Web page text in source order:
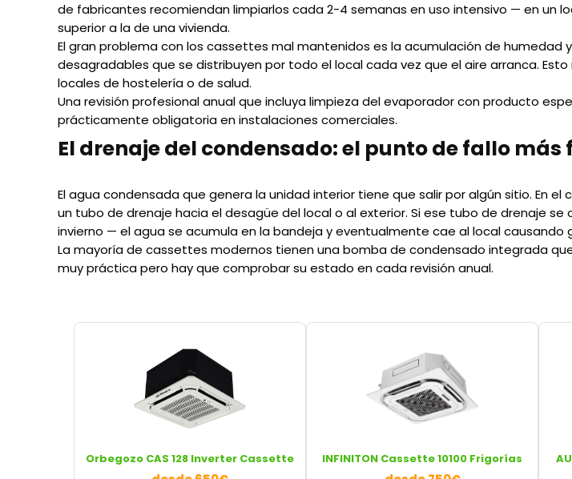
de fabricantes recomiendan limpiarlos cada 2-4 semanas en uso intensivo — en un
superior a la de una vivienda.
El gran problema con los cassettes mal mantenidos es la acumulación de
desagradables que se distribuyen por todo el local cada vez que el aire arranca.
locales de hostelería o de salud.
Una revisión profesional anual que incluya limpieza del evaporador con producto
prácticamente obligatoria en instalaciones comerciales.
El drenaje del condensado: el punto de fallo más
El agua condensada que genera la unidad interior tiene que salir por algún sitio. En
un tubo de drenaje hacia el desagüe del local o al exterior. Si ese tubo de drenaje
invierno — el agua se acumula en la bandeja y eventualmente cae al local causando
La mayoría de cassettes modernos tienen una bomba de condensado integrada
muy práctica pero hay que comprobar su estado en cada revisión anual.
Orbegozo CAS 128 Inverter Cassette INFINITON Cassette 10100 Frigorías